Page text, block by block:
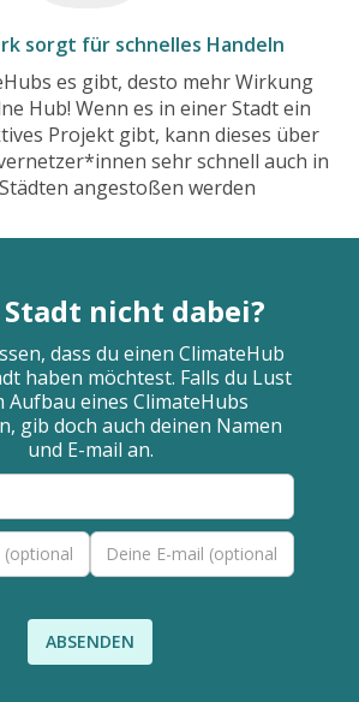
sorgt für schnelles Handeln
es gibt, desto mehr Wirkung
Hub! Wenn es in einer Stadt ein
Projekt gibt, kann dieses über
sehr schnell auch in
angestoßen werden
Stadt nicht dabei?
dass du einen ClimateHub
haben möchtest. Falls du Lust
Aufbau eines ClimateHubs
gib doch auch deinen Namen
und E-mail an.